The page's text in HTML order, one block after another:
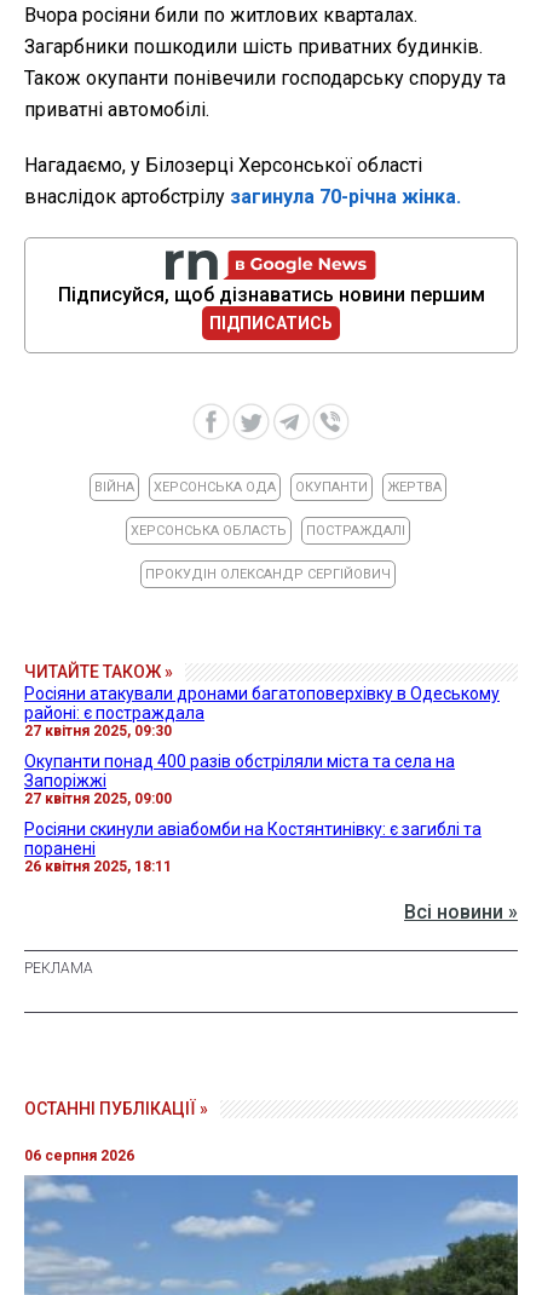
Вчора росіяни били по житлових кварталах.
Загарбники пошкодили шість приватних будинків.
Також окупанти понівечили господарську споруду та
приватні автомобілі.
Нагадаємо, у Білозерці Херсонської області
внаслідок артобстрілу загинула 70-річна жінка.
Підписуйся, щоб дізнаватись новини першим
ПІДПИСАТИСЬ
ВІЙНА ХЕРСОНСЬКА ОДА ОКУПАНТИ ЖЕРТВА
ХЕРСОНСЬКА ОБЛАСТЬ ПОСТРАЖДАЛІ
ПРОКУДІН ОЛЕКСАНДР СЕРГІЙОВИЧ
ЧИТАЙТЕ ТАКОЖ »
Росіяни атакували дронами багатоповерхівку в Одеському
районі: є постраждала
27 квітня 2025, 09:30
Окупанти понад 400 разів обстріляли міста та села на
Запоріжжі
27 квітня 2025, 09:00
Росіяни скинули авіабомби на Костянтинівку: є загиблі та
поранені
26 квітня 2025, 18:11
Всі новини »
ОСТАННІ ПУБЛІКАЦІЇ »
06 серпня 2026